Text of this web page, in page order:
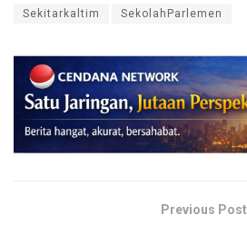
Sekitarkaltim SekolahParlemen
Previous Post